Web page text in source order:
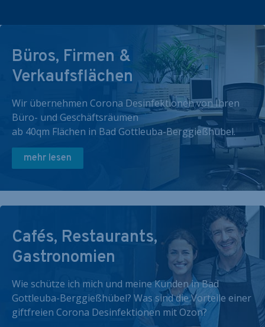
Büros, Firmen &
Verkaufsflächen
Wir übernehmen Corona Desinfektionen von Ihren
Büro- und Geschäftsräumen
ab 40qm Flächen in Bad Gottleuba-Berggießhübel.
mehr lesen
Cafés, Restaurants,
Gastronomien
Wie schütze ich mich und meine Kunden in Bad
Gottleuba-Berggießhübel? Was sind die Vorteile einer
giftfreien Corona Desinfektionen mit Ozon?